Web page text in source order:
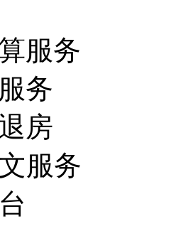
服务
务
房
服务